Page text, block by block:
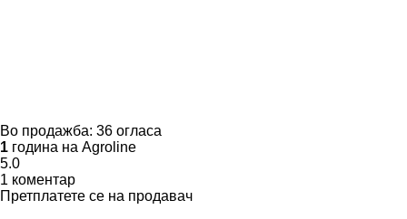
Во продажба: 36 огласа
1 година на Agroline
5.0
1 коментар
Претплатете се на продавач